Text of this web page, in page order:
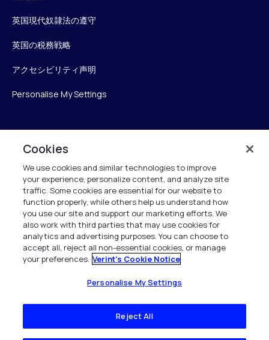
英国現代奴隷法の遵守
英国の税務戦略
アクセシビリティ声明
Personalise My Settings
Verint
ベリントシステムズジャパン株式会社
〒104-0061
中央区銀座6-10-1
13F WeWorkギンザシックス内
+81 (3) 6261-0970
All Rights Reserved 2026
Cookies
We use cookies and similar technologies to improve
your experience, personalize content, and analyze site
traffic. Some cookies are essential for our website to
function properly, while others help us understand how
you use our site and support our marketing efforts. We
also work with third parties that may use cookies for
analytics and advertising purposes. You can choose to
accept all, reject all non-essential cookies, or manage
your preferences. Verint's Cookie Notice
Personalise My Settings
Reject All